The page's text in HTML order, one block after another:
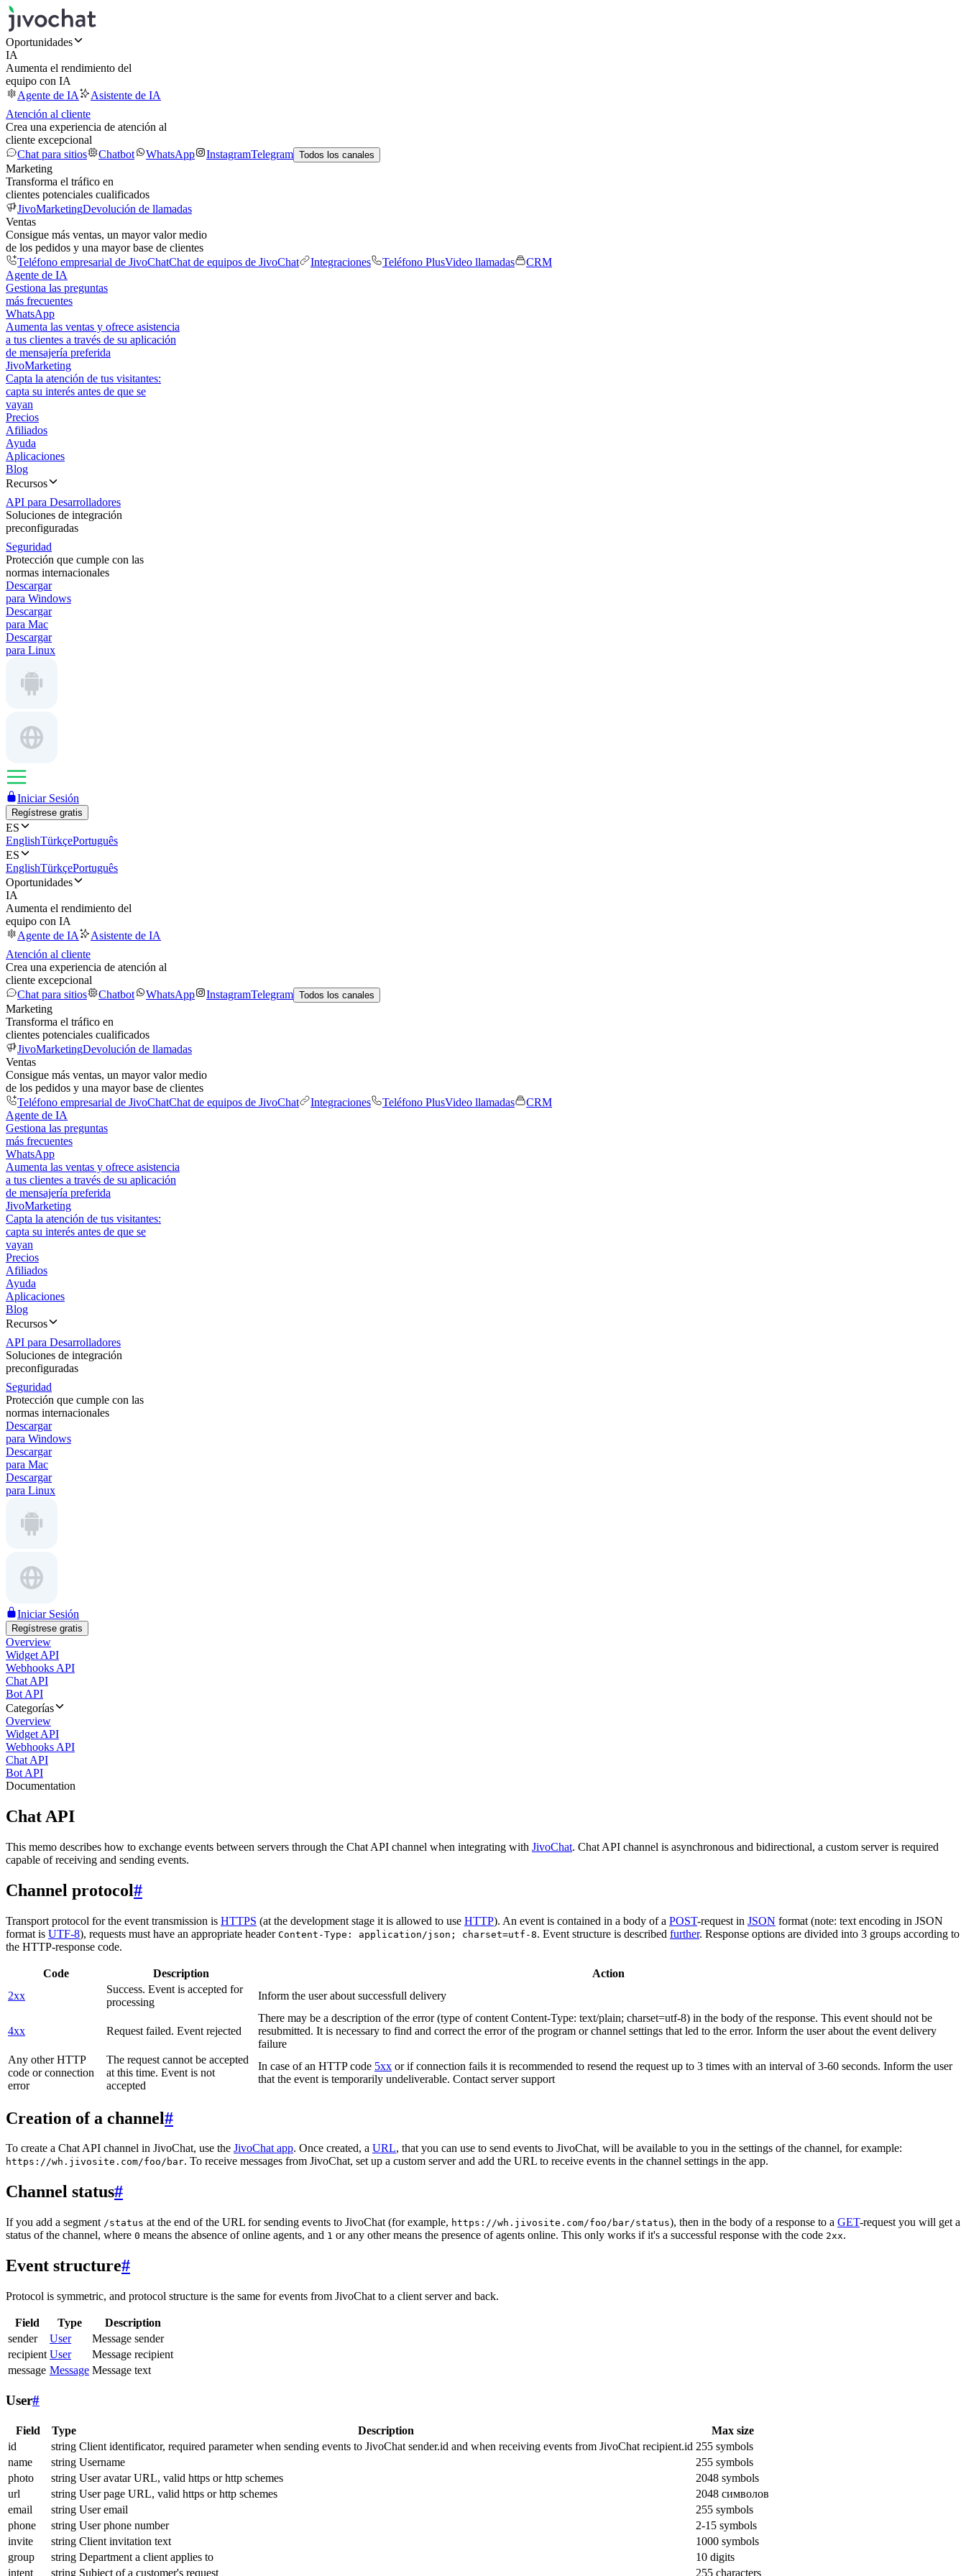
Oportunidades
IA
Aumenta el rendimiento del
equipo con IA
Agente de IA
Asistente de IA
Atención al cliente
Crea una experiencia de atención al
cliente excepcional
Chat para sitios
Chatbot WhatsApp InstagramTelegram Todos los canales
Marketing
Transforma el tráfico en
clientes potenciales cualificados
JivoMarketingDevolución de llamadas
Ventas
Consigue más ventas, un mayor valor medio
de los pedidos y una mayor base de clientes
Teléfono empresarial de JivoChatChat de equipos de JivoChat Integraciones Teléfono PlusVideo llamadas
CRM
Agente de IA
Gestiona las preguntas
más frecuentes
WhatsApp
Aumenta las ventas y ofrece asistencia
a tus clientes a través de su aplicación
de mensajería preferida
JivoMarketing
Capta la atención de tus visitantes:
capta su interés antes de que se
vayan
Precios
Afiliados
Ayuda
Aplicaciones
Blog
Recursos
API para Desarrolladores
Soluciones de integración
preconfiguradas
Seguridad
Protección que cumple con las
normas internacionales
Descargar
para Windows
Descargar
para Mac
Descargar
para Linux
Iniciar Sesión
Regístrese gratis
ES
EnglishTürkçePortuguês
ES
EnglishTürkçePortuguês
Oportunidades
IA
Aumenta el rendimiento del
equipo con IA
Agente de IA
Asistente de IA
Atención al cliente
Crea una experiencia de atención al
cliente excepcional
Chat para sitios
Chatbot WhatsApp InstagramTelegram Todos los canales
Marketing
Transforma el tráfico en
clientes potenciales cualificados
JivoMarketingDevolución de llamadas
Ventas
Consigue más ventas, un mayor valor medio
de los pedidos y una mayor base de clientes
Teléfono empresarial de JivoChatChat de equipos de JivoChat Integraciones Teléfono PlusVideo llamadas
CRM
Agente de IA
Gestiona las preguntas
más frecuentes
WhatsApp
Aumenta las ventas y ofrece asistencia
a tus clientes a través de su aplicación
de mensajería preferida
JivoMarketing
Capta la atención de tus visitantes:
capta su interés antes de que se
vayan
Precios
Afiliados
Ayuda
Aplicaciones
Blog
Recursos
API para Desarrolladores
Soluciones de integración
preconfiguradas
Seguridad
Protección que cumple con las
normas internacionales
Descargar
para Windows
Descargar
para Mac
Descargar
para Linux
Iniciar Sesión
Regístrese gratis
Overview
Widget API
Webhooks API
Chat API
Bot API
Categorías
Overview
Widget API
Webhooks API
Chat API
Bot API
Documentation
Chat API
This memo describes how to exchange events between servers through the Chat API channel when integrating with JivoChat. Chat API channel is asynchronous and bidirectional, a custom server is required
capable of receiving and sending events.
Channel protocol#
Transport protocol for the event transmission is HTTPS (at the development stage it is allowed to use HTTP). An event is contained in a body of a POST-request in JSON format (note: text encoding in JSON
format is UTF-8), requests must have an appropriate header Content-Type: application/json; charset=utf-8. Event structure is described further. Response options are divided into 3 groups according to
the HTTP-response code.
Code Description
Action
2xx
Success. Event is accepted for
processing
Inform the user about successfull delivery
4xx Request failed. Event rejected
There may be a description of the error (type of content Content-Type: text/plain; charset=utf-8) in the body of the response. This event should not be
resubmitted. It is necessary to find and correct the error of the program or channel settings that led to the error. Inform the user about the event delivery
failure
Any other HTTP
code or connection
error
The request cannot be accepted
at this time. Event is not
accepted
In case of an HTTP code 5xx or if connection fails it is recommended to resend the request up to 3 times with an interval of 3-60 seconds. Inform the user
that the event is temporarily undeliverable. Contact server support
Creation of a channel#
To create a Chat API channel in JivoChat, use the JivoChat app. Once created, a URL, that you can use to send events to JivoChat, will be available to you in the settings of the channel, for example:
https://wh.jivosite.com/foo/bar. To receive messages from JivoChat, set up a custom server and add the URL to receive events in the channel settings in the app.
Channel status#
If you add a segment /status at the end of the URL for sending events to JivoChat (for example, https://wh.jivosite.com/foo/bar/status), then in the body of a response to a GET-request you will get a
status of the channel, where 0 means the absence of online agents, and 1 or any other means the presence of agents online. This only works if it's a successful response with the code 2xx.
Event structure#
Protocol is symmetric, and protocol structure is the same for events from JivoChat to a client server and back.
Field Type
Description
sender
User
Message sender
recipient User
Message recipient
message Message Message text
User#
Field Type Description
Max size
id
string Client identificator, required parameter when sending events to JivoChat sender.id and when receiving events from JivoChat recipient.id 255 symbols
name
string Username
255 symbols
photo
string User avatar URL, valid https or http schemes
2048 symbols
url
string User page URL, valid https or http schemes
2048 символов
email
string User email
255 symbols
phone
string User phone number
2-15 symbols
invite
string Client invitation text
1000 symbols
group
string Department a client applies to
10 digits
intent
string Subject of a customer's request 255 characters